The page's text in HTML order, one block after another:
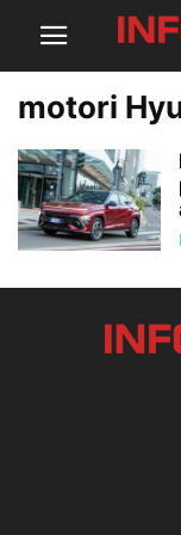
motori